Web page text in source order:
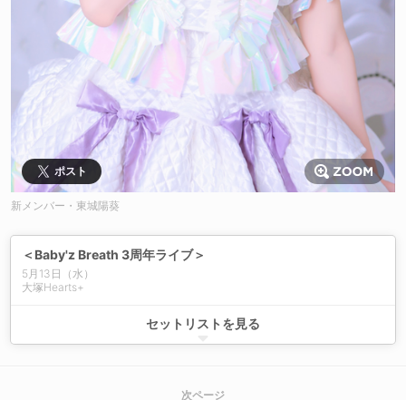
ポスト
新メンバー・東城陽葵
＜Baby'z Breath 3周年ライブ＞
5月13日（水）
大塚Hearts+
01.「GIMME!! GIMME!!」
02.「PROTOSTAR」
セットリストを見る
次ページ